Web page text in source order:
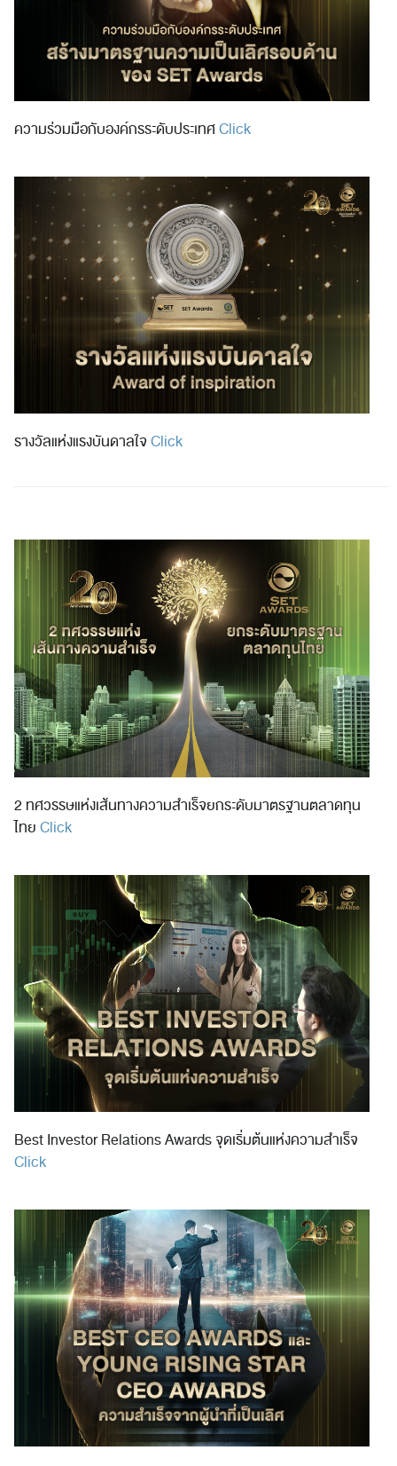
ความร่วมมือกับองค์กรระดับประเทศClick
รางวัลแห่งแรงบันดาลใจClick
2 ทศวรรษแห่งเส้นทางความสำเร็จยกระดับมาตรฐานตลาดทุน
ไทยClick
Best Investor Relations Awards จุดเริ่มต้นแห่งความสำเร็จ
Click